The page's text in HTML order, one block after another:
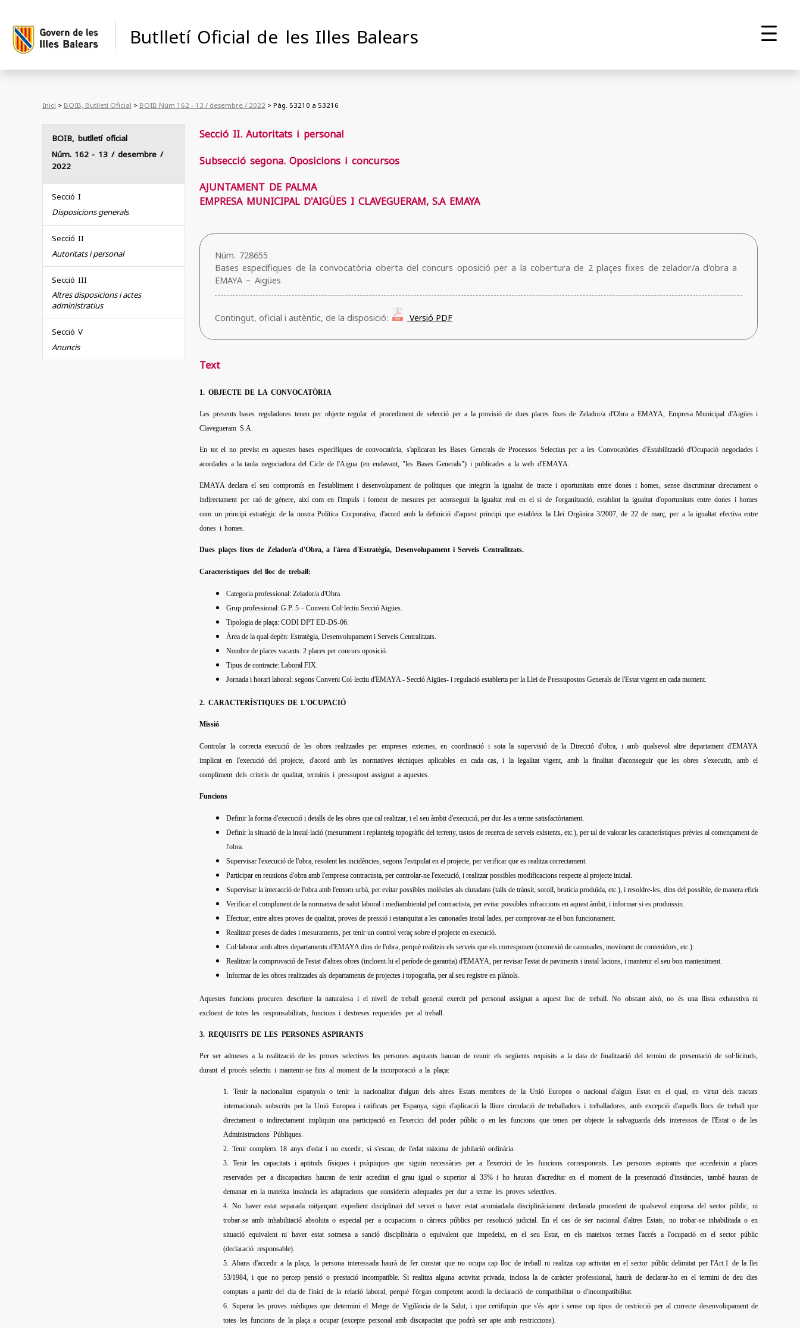
Butlletí Oficial de les Illes Balears
Inici > BOIB, Butlletí Oficial > BOIB Núm 162 - 13 / desembre / 2022> Pàg. 53210 a 53216
BOIB, butlletí oficial
Núm. 162 - 13 / desembre /
2022
Secció I
Disposicions generals
Secció II
Autoritats i personal
Secció III
Altres disposicions i actes
administratius
Secció V
Anuncis
Secció II. Autoritats i personal
Subsecció segona. Oposicions i concursos
AJUNTAMENT DE PALMA
EMPRESA MUNICIPAL D'AIGÜES I CLAVEGUERAM, S.A EMAYA
Núm. 728655
Bases específiques de la convocatòria oberta del concurs oposició per a la cobertura de 2 plaçes fixes de zelador/a d'obra a
EMAYA – Aigües
Contingut, oficial i autèntic, de la disposició: Versió PDF
Text
1. OBJECTE DE LA CONVOCATÒRIA
Les presents bases reguladores tenen per objecte regular el procediment de selecció per a la provisió de dues places fixes de Zelador/a d'Obra a EMAYA, Empresa Municipal d'Aigües i
Clavegueram S.A.
En tot el no previst en aquestes bases específiques de convocatòria, s'aplicaran les Bases Generals de Processos Selectius per a les Convocatòries d'Estabilització d'Ocupació negociades i
acordades a la taula negociadora del Cicle de l'Aigua (en endavant, "les Bases Generals") i publicades a la web d'EMAYA.
EMAYA declara el seu compromís en l'establiment i desenvolupament de polítiques que integrin la igualtat de tracte i oportunitats entre dones i homes, sense discriminar directament o
indirectament per raó de gènere, així com en l'impuls i foment de mesures per aconseguir la igualtat real en el si de l'organització, establint la igualtat d'oportunitats entre dones i homes
com un principi estratègic de la nostra Política Corporativa, d'acord amb la definició d'aquest principi que estableix la Llei Orgànica 3/2007, de 22 de març, per a la igualtat efectiva entre
dones i homes.
Dues plaçes fixes de Zelador/a d'Obra, a l'àrea d'Estratègia, Desenvolupament i Serveis Centralitzats.
Característiques del lloc de treball:
Categoria professional: Zelador/a d'Obra.
Grup professional: G.P. 5 – Conveni Col·lectiu Secció Aigües.
Tipologia de plaça: CODI DPT ED-DS-06.
Àrea de la qual depèn: Estratègia, Desenvolupament i Serveis Centralitzats.
Nombre de places vacants: 2 places per concurs oposició.
Tipus de contracte: Laboral FIX.
Jornada i horari laboral: segons Conveni Col·lectiu d'EMAYA - Secció Aigües- i regulació establerta per la Llei de Pressupostos Generals de l'Estat vigent en cada moment.
2. CARACTERÍSTIQUES DE L'OCUPACIÓ
Missió
Controlar la correcta execució de les obres realitzades per empreses externes, en coordinació i sota la supervisió de la Direcció d'obra, i amb qualsevol altre departament d'EMAYA
implicat en l'execució del projecte, d'acord amb les normatives tècniques aplicables en cada cas, i la legalitat vigent, amb la finalitat d'aconseguir que les obres s'executin, amb el
compliment dels criteris de qualitat, terminis i pressupost assignat a aquestes.
Funcions
Definir la forma d'execució i detalls de les obres que cal realitzar, i el seu àmbit d'execució, per dur-les a terme satisfactòriament.
Definir la situació de la instal·lació (mesurament i replanteig topogràfic del terreny, tastos de recerca de serveis existents, etc.), per tal de valorar les característiques prèvies al començament de
l'obra.
Supervisar l'execució de l'obra, resolent les incidències, segons l'estipulat en el projecte, per verificar que es realitza correctament.
Participar en reunions d'obra amb l'empresa contractista, per controlar-ne l'execució, i realitzar possibles modificacions respecte al projecte inicial.
Supervisar la interacció de l'obra amb l'entorn urbà, per evitar possibles molèsties als ciutadans (talls de trànsit, soroll, brutícia produïda, etc.), i resoldre-les, dins del possible, de manera eficient.
Verificar el compliment de la normativa de salut laboral i mediambiental pel contractista, per evitar possibles infraccions en aquest àmbit, i informar si es produïssin.
Efectuar, entre altres proves de qualitat, proves de pressió i estanquitat a les canonades instal·lades, per comprovar-ne el bon funcionament.
Realitzar preses de dades i mesuraments, per tenir un control veraç sobre el projecte en execució.
Col·laborar amb altres departaments d'EMAYA dins de l'obra, perquè realitzin els serveis que els corresponen (connexió de canonades, moviment de contenidors, etc.).
Realitzar la comprovació de l'estat d'altres obres (incloent-hi el període de garantia) d'EMAYA, per revisar l'estat de paviments i instal·lacions, i mantenir el seu bon manteniment.
Informar de les obres realitzades als departaments de projectes i topografia, per al seu registre en plànols.
Aquestes funcions procuren descriure la naturalesa i el nivell de treball general exercit pel personal assignat a aquest lloc de treball. No obstant això, no és una llista exhaustiva ni
excloent de totes les responsabilitats, funcions i destreses requerides per al treball.
3. REQUISITS DE LES PERSONES ASPIRANTS
Per ser admeses a la realització de les proves selectives les persones aspirants hauran de reunir els següents requisits a la data de finalització del termini de presentació de sol·licituds,
durant el procés selectiu i mantenir-se fins al moment de la incorporació a la plaça:
1. Tenir la nacionalitat espanyola o tenir la nacionalitat d'algun dels altres Estats membres de la Unió Europea o nacional d'algun Estat en el qual, en virtut dels tractats
internacionals subscrits per la Unió Europea i ratificats per Espanya, sigui d'aplicació la lliure circulació de treballadors i treballadores, amb excepció d'aquells llocs de treball que
directament o indirectament impliquin una participació en l'exercici del poder públic o en les funcions que tenen per objecte la salvaguarda dels interessos de l'Estat o de les
Administracions Públiques.
2. Tenir complerts 18 anys d'edat i no excedir, si s'escau, de l'edat màxima de jubilació ordinària.
3. Tenir les capacitats i aptituds físiques i psíquiques que siguin necessàries per a l'exercici de les funcions corresponents. Les persones aspirants que accedeixin a places
reservades per a discapacitats hauran de tenir acreditat el grau igual o superior al 33% i ho hauran d'acreditar en el moment de la presentació d'instàncies, també hauran de
demanar en la mateixa instància les adaptacions que considerin adequades per dur a terme les proves selectives.
4. No haver estat separada mitjançant expedient disciplinari del servei o haver estat acomiadada disciplinàriament declarada procedent de qualsevol empresa del sector públic, ni
trobar-se amb inhabilitació absoluta o especial per a ocupacions o càrrecs públics per resolució judicial. En el cas de ser nacional d'altres Estats, no trobar-se inhabilitada o en
situació equivalent ni haver estat sotmesa a sanció disciplinària o equivalent que impedeixi, en el seu Estat, en els mateixos termes l'accés a l'ocupació en el sector públic
(declaració responsable).
5. Abans d'accedir a la plaça, la persona interessada haurà de fer constar que no ocupa cap lloc de treball ni realitza cap activitat en el sector públic delimitat per l'Art.1 de la llei
53/1984, i que no percep pensió o prestació incompatible. Si realitza alguna activitat privada, inclosa la de caràcter professional, haurà de declarar-ho en el termini de deu dies
comptats a partir del dia de l'inici de la relació laboral, perquè l'òrgan competent acordi la declaració de compatibilitat o d'incompatibilitat.
6. Superar les proves mèdiques que determini el Metge de Vigilància de la Salut, i que certifiquin que s'és apte i sense cap tipus de restricció per al correcte desenvolupament de
totes les funcions de la plaça a ocupar (excepte personal amb discapacitat que podrà ser apte amb restriccions).